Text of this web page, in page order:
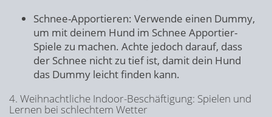
Schnee-Apportieren: Verwende einen Dummy,
um mit deinem Hund im Schnee Apportier-
Spiele zu machen. Achte jedoch darauf, dass
der Schnee nicht zu tief ist, damit dein Hund
das Dummy leicht finden kann.
4. Weihnachtliche Indoor-Beschäftigung: Spielen und
Lernen bei schlechtem Wetter